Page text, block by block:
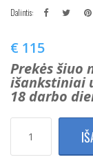
Dalintis:
€ 115
Prekės šiuo
išankstiniai
18 darbo
kiekis: